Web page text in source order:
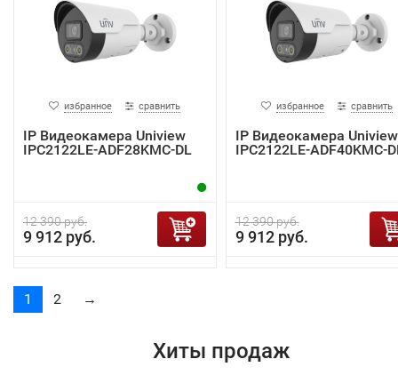
избранное сравнить
IP Видеокамера Uniview
IPC2122LE-ADF28KMC-DL
12 390 руб.
9 912 руб.
избранное сравнить
IP Видеокамера Uniview
IPC2122LE-ADF40KMC-
12 390 руб.
9 912 руб.
1 2 →
Хиты продаж